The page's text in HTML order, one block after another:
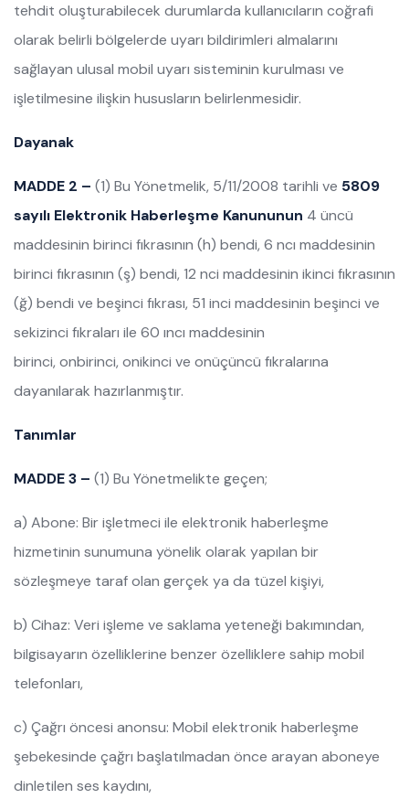
tehdit oluşturabilecek durumlarda kullanıcıların coğrafi
olarak belirli bölgelerde uyarı bildirimleri almalarını
sağlayan ulusal mobil uyarı sisteminin kurulması ve
işletilmesine ilişkin hususların belirlenmesidir.
Dayanak
MADDE 2 – (1) Bu Yönetmelik, 5/11/2008 tarihli ve 5809
sayılı Elektronik Haberleşme Kanununun 4 üncü
maddesinin birinci fıkrasının (h) bendi, 6 ncı maddesinin
birinci fıkrasının (ş) bendi, 12 nci maddesinin ikinci fıkrasının
(ğ) bendi ve beşinci fıkrası, 51 inci maddesinin beşinci ve
sekizinci fıkraları ile 60 ıncı maddesinin
birinci, onbirinci, onikinci ve onüçüncü fıkralarına
dayanılarak hazırlanmıştır.
Tanımlar
MADDE 3 – (1) Bu Yönetmelikte geçen;
a) Abone: Bir işletmeci ile elektronik haberleşme
hizmetinin sunumuna yönelik olarak yapılan bir
sözleşmeye taraf olan gerçek ya da tüzel kişiyi,
b) Cihaz: Veri işleme ve saklama yeteneği bakımından,
bilgisayarın özelliklerine benzer özelliklere sahip mobil
telefonları,
c) Çağrı öncesi anonsu: Mobil elektronik haberleşme
şebekesinde çağrı başlatılmadan önce arayan aboneye
dinletilen ses kaydını,